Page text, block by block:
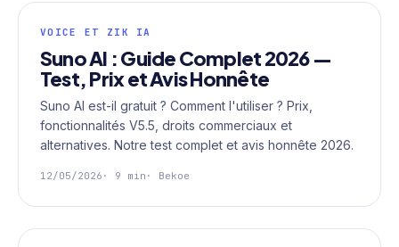
VOICE ET ZIK IA
Suno AI : Guide Complet 2026 —
Test, Prix et Avis Honnête
Suno AI est-il gratuit ? Comment l'utiliser ? Prix,
fonctionnalités V5.5, droits commerciaux et
alternatives. Notre test complet et avis honnête 2026.
12/05/2026 · 9 min · Bekoe